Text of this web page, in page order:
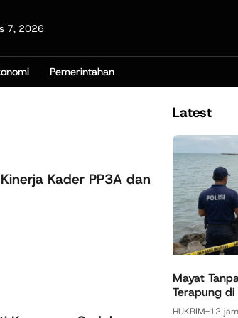
7, 2026
Pemerintahan
Kader PP3A dan
Latest
Mayat
Terapung di
HUKRIM-12